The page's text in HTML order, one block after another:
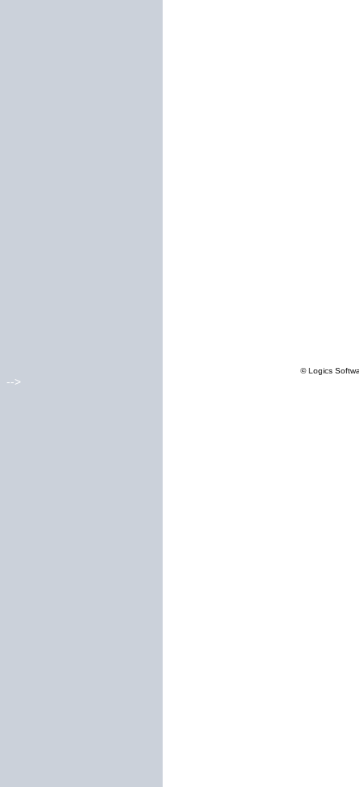
-->
© Logics